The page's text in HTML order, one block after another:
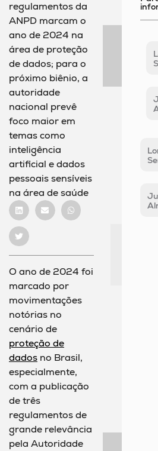
regulamentos da
ANPD marcam o
ano de 2024 na
área de proteção
de dados; para o
próximo biênio, a
autoridade
nacional prevê
foco maior em
temas como
inteligência
artificial e dados
pessoais sensíveis
na área de saúde
O ano de 2024 foi
marcado por
movimentações
notórias no
cenário de
proteção de
dados no Brasil,
especialmente,
com a publicação
de três
regulamentos de
grande relevância
pela Autoridade